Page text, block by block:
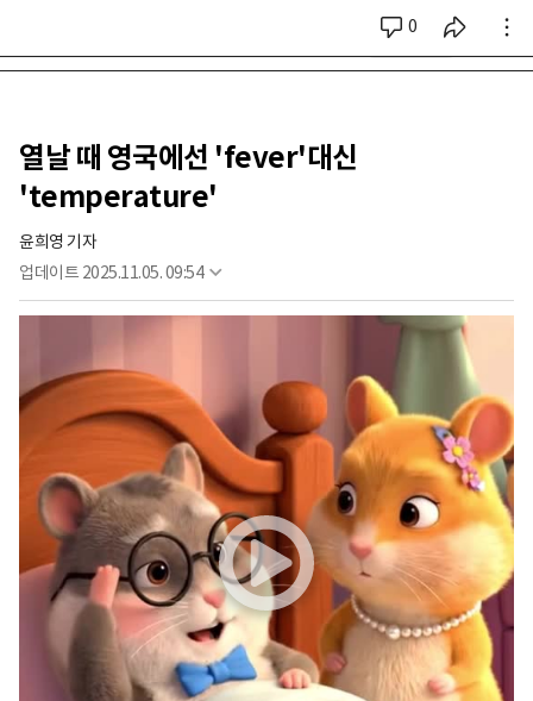
0
시리즈 전체
열날 때 영국에선 'fever'대신
'temperature'
윤희영 기자
업데이트 2025.11.05. 09:54